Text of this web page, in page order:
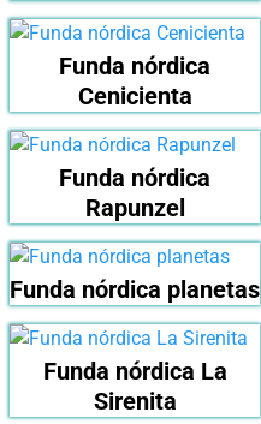
Funda nórdica
Cenicienta
Funda nórdica
Rapunzel
Funda nórdica planetas
Funda nórdica La
Sirenita